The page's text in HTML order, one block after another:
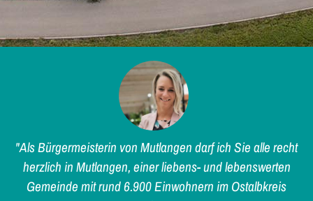
"Als Bürgermeisterin von Mutlangen darf ich Sie alle recht
herzlich in Mutlangen, einer liebens- und lebenswerten
Gemeinde mit rund 6.900 Einwohnern im Ostalbkreis